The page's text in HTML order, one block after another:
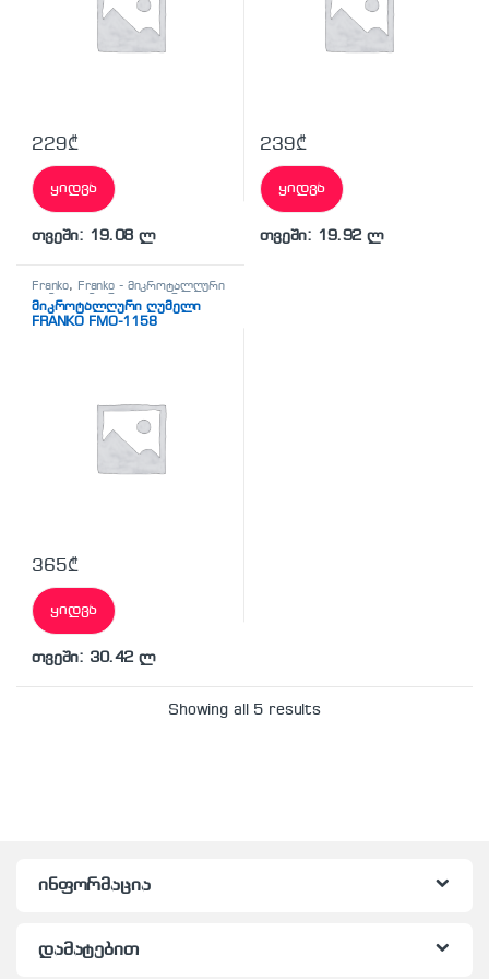
229₾
ყიდვა
თვეში: 19.08 ლ
239₾
ყიდვა
თვეში: 19.92 ლ
Franko, Franko - მიკროტალღური
ღუმელი
მიკროტალღური
ღუმელები,სამზარეულო
ტექნიკა
მიკროტალღური ღუმელი
FRANKO FMO-1158
365₾
ყიდვა
თვეში: 30.42 ლ
Showing all 5 results
ინფორმაცია
დამატებით